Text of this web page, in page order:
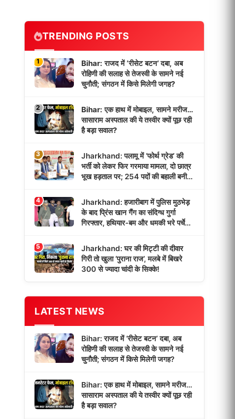
TRENDING POSTS
1
Bihar: राजद में ‘रीसेट बटन’ दबा, अब
रोहिणी की सलाह से तेजस्वी के सामने नई
चुनौती; संगठन में किसे मिलेगी जगह?
2
Bihar: एक हाथ में मोबाइल, सामने मरीज…
सासाराम अस्पताल की ये तस्वीर क्यों पूछ रही
है बड़ा सवाल?
3
Jharkhand: पलामू में ‘फोर्थ ग्रेड’ की
भर्ती को लेकर फिर गरमाया मामला, दो छात्र
भूख हड़ताल पर; 254 पदों की बहाली बनी
4
Jharkhand: हजारीबाग में पुलिस मुठभेड़
के बाद प्रिंस खान गैंग का संदिग्ध गुर्गा
गिरफ्तार, हथियार-बम और धमकी भरे पर्चे
5
Jharkhand: घर की मिट्टी की दीवार
गिरी तो खुला ‘पुराना राज’, मलबे में बिखरे
300 से ज्यादा चांदी के सिक्के!
LATEST NEWS
Bihar: राजद में ‘रीसेट बटन’ दबा, अब
रोहिणी की सलाह से तेजस्वी के सामने नई
चुनौती; संगठन में किसे मिलेगी जगह?
Bihar: एक हाथ में मोबाइल, सामने मरीज…
सासाराम अस्पताल की ये तस्वीर क्यों पूछ रही
है बड़ा सवाल?